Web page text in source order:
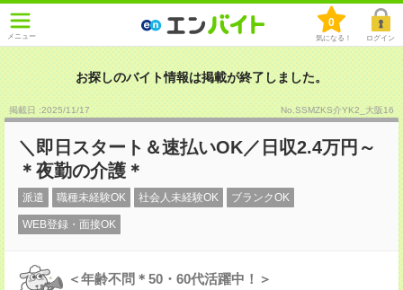
メニュー
0
気になる！ ログイン
お探しのバイト情報は掲載が終了しました。
掲載日 :2025/11/17 No.SSMZKS介YK2_大阪16
＼即日スタート＆速払いOK／日収2.4万円～
＊夜勤の介護＊
派遣 職種未経験OK 社会人未経験OK ブランクOK
WEB登録・面接OK
＜年齢不問＊50・60代活躍中！＞